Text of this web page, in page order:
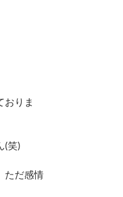
おりま
(笑)
ただ感情